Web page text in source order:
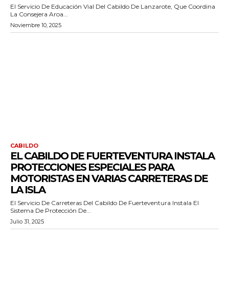
El Servicio De Educación Vial Del Cabildo De Lanzarote, Que Coordina
La Consejera Aroa...
Noviembre 10, 2025
CABILDO
EL CABILDO DE FUERTEVENTURA INSTALA
PROTECCIONES ESPECIALES PARA
MOTORISTAS EN VARIAS CARRETERAS DE
LA ISLA
El Servicio De Carreteras Del Cabildo De Fuerteventura Instala El
Sistema De Protección De...
Julio 31, 2025